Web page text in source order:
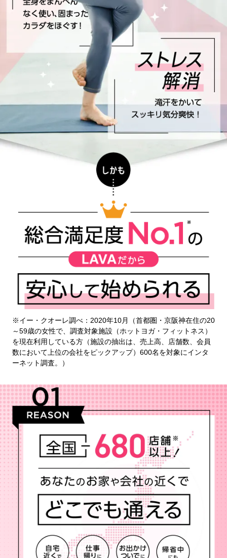
※イー・クオーレ調べ：2020年10月（首都圏・京阪神在住の20
～59歳の女性で、調査対象施設（ホットヨガ・フィットネス）
を現在利用している方（施設の抽出は、売上高、店舗数、会員
数において上位の会社をピックアップ）600名を対象にインタ
ーネット調査。）